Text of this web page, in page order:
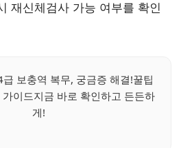
재신체검사 가능 여부를 확인
급 보충역 복무, 궁금증 해결!꿀팁
이드지금 바로 확인하고 든든하
게!